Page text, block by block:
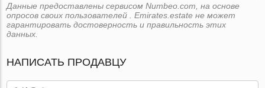
Данные предоставлены сервисом Numbeo.com, на основе
опросов своих пользователей . Emirates.estate не может
гарантировать достоверность и правильность этих
данных.
НАПИСАТЬ ПРОДАВЦУ